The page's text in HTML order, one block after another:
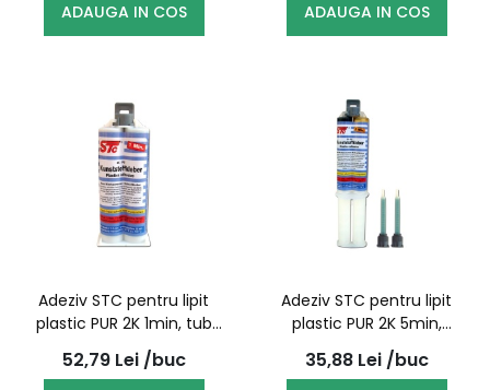
ADAUGA IN COS ADAUGA IN COS
Adeziv STC pentru lipit
plastic PUR 2K 1min, tub
dublu 50g
52,79 Lei /buc
Adeziv STC pentru lipit
plastic PUR 2K 5min,
seringa dubla + 2 mixere
25g
35,88 Lei /buc